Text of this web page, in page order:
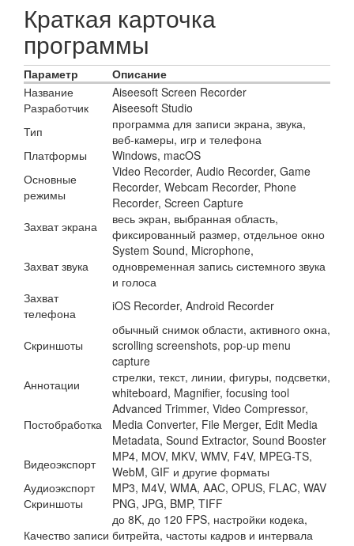
Краткая карточка
программы
Параметр
Описание
Название
Aiseesoft Screen Recorder
Разработчик
Aiseesoft Studio
Тип
программа для записи экрана, звука,
веб-камеры, игр и телефона
Платформы
Windows, macOS
Основные
режимы
Video Recorder, Audio Recorder, Game
Recorder, Webcam Recorder, Phone
Recorder, Screen Capture
Захват экрана
весь экран, выбранная область,
фиксированный размер, отдельное окно
Захват звука
System Sound, Microphone,
одновременная запись системного звука
и голоса
Захват
телефона
iOS Recorder, Android Recorder
Скриншоты
обычный снимок области, активного окна,
scrolling screenshots, pop-up menu
capture
Аннотации
стрелки, текст, линии, фигуры, подсветки,
whiteboard, Magnifier, focusing tool
Постобработка
Advanced Trimmer, Video Compressor,
Media Converter, File Merger, Edit Media
Metadata, Sound Extractor, Sound Booster
Видеоэкспорт
MP4, MOV, MKV, WMV, F4V, MPEG-TS,
WebM, GIF и другие форматы
Аудиоэкспорт
MP3, M4V, WMA, AAC, OPUS, FLAC, WAV
Скриншоты
PNG, JPG, BMP, TIFF
Качество записи
до 8K, до 120 FPS, настройки кодека,
битрейта, частоты кадров и интервала